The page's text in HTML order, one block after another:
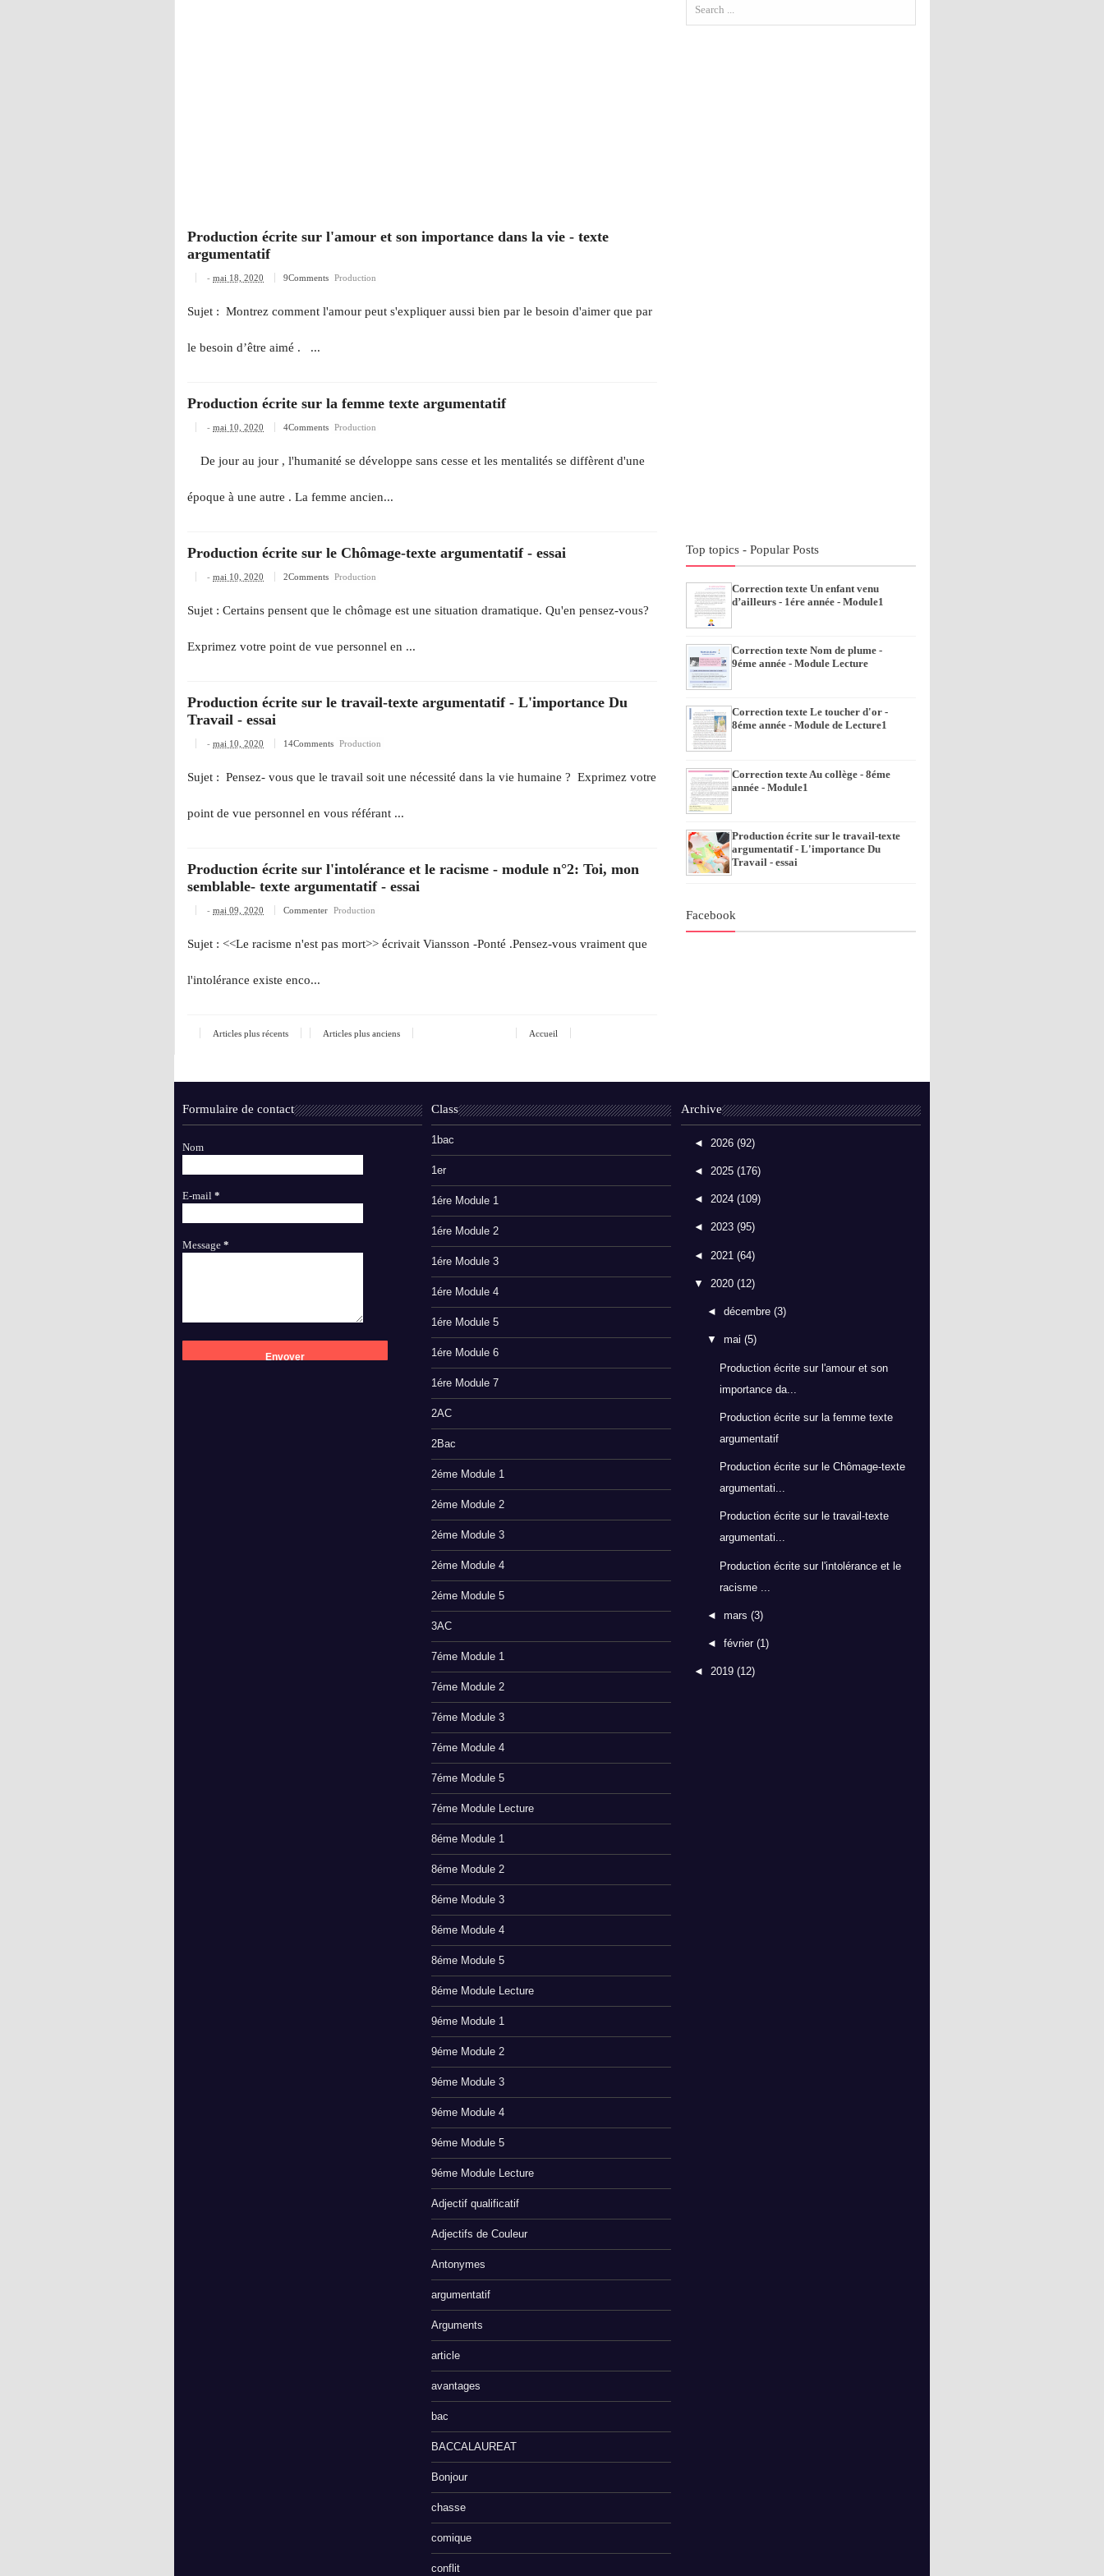
Production écrite sur l'amour et son importance dans la vie - texte
argumentatif
- mai 18, 2020 9Comments Production
Sujet : Montrez comment l'amour peut s'expliquer aussi bien par le besoin d'aimer que par
le besoin d’être aimé . ...
Production écrite sur la femme texte argumentatif
- mai 10, 2020 4Comments Production
De jour au jour , l'humanité se développe sans cesse et les mentalités se diffèrent d'une
époque à une autre . La femme ancien...
Production écrite sur le Chômage-texte argumentatif - essai
- mai 10, 2020 2Comments Production
Sujet : Certains pensent que le chômage est une situation dramatique. Qu'en pensez-vous?
Exprimez votre point de vue personnel en ...
Production écrite sur le travail-texte argumentatif - L'importance Du
Travail - essai
- mai 10, 2020 14Comments Production
Sujet : Pensez- vous que le travail soit une nécessité dans la vie humaine ? Exprimez votre
point de vue personnel en vous référant ...
Production écrite sur l'intolérance et le racisme - module n°2: Toi, mon
semblable- texte argumentatif - essai
- mai 09, 2020 Commenter Production
Sujet : <<Le racisme n'est pas mort>> écrivait Viansson -Ponté .Pensez-vous vraiment que
l'intolérance existe enco...
Articles plus récents Articles plus anciens Accueil
Top topics - Popular Posts
Correction texte Un enfant venu
d’ailleurs - 1ére année - Module1
Correction texte Nom de plume -
9éme année - Module Lecture
Correction texte Le toucher d'or -
8éme année - Module de Lecture1
Correction texte Au collège - 8éme
année - Module1
Production écrite sur le travail-texte
argumentatif - L'importance Du
Travail - essai
Facebook
Formulaire de contact
Nom
E-mail *
Message *
Class
1bac
1er
1ére Module 1
1ére Module 2
1ére Module 3
1ére Module 4
1ére Module 5
1ére Module 6
1ére Module 7
2AC
2Bac
2éme Module 1
2éme Module 2
2éme Module 3
2éme Module 4
2éme Module 5
3AC
7éme Module 1
7éme Module 2
7éme Module 3
7éme Module 4
7éme Module 5
7éme Module Lecture
8éme Module 1
8éme Module 2
8éme Module 3
8éme Module 4
8éme Module 5
8éme Module Lecture
9éme Module 1
9éme Module 2
9éme Module 3
9éme Module 4
9éme Module 5
9éme Module Lecture
Adjectif qualificatif
Adjectifs de Couleur
Antonymes
argumentatif
Arguments
article
avantages
bac
BACCALAUREAT
Bonjour
chasse
comique
conflit
Archive
◄ 2026 (92)
◄ 2025 (176)
◄ 2024 (109)
◄ 2023 (95)
◄ 2021 (64)
▼ 2020 (12)
◄ décembre (3)
▼ mai (5)
Production écrite sur l'amour et son
importance da...
Production écrite sur la femme texte
argumentatif
Production écrite sur le Chômage-texte
argumentati...
Production écrite sur le travail-texte
argumentati...
Production écrite sur l'intolérance et le
racisme ...
◄ mars (3)
◄ février (1)
◄ 2019 (12)